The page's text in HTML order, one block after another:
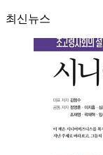
최신뉴스